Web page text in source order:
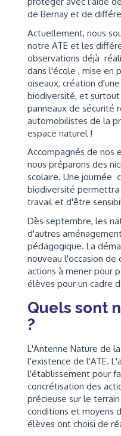
de Bernay et de
Actuellement, nous
notre ATE et les
observations déjà
dans l'école , mise en
oiseaux, création
biodiversité, et
panneaux de sécurité
automobilistes de la
espace naturel !
Accompagnés de nos
nous préparons des
scolaire. Une journée
biodiversité permettra
travail et d'être
Dès septembre, les
d'autres
pédagogique. La
nouveau l'occasion
actions à mener pour
élèves pour un cadre
Quels sont
?
L'Antenne Nature de
l'existence de l'ATE.
l'établissement pour
concrétisation des
précieuse sur le
conditions et moyens
élèves ont choisi de